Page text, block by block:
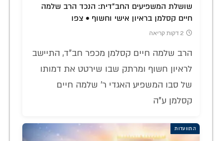
שושלת המשפיעים החב"דית: הנכד הרב שלמה
חיים קסלמן בראיון אישי וחשוף • צפו
2 דקות קריאה
הרב שלמה חיים קסלמן מכפר חב"ד, התיישב
לראיון חשוף ומרתק שבו שירטט את דמותו
של סבו המשפיע האגדי ר' שלמה חיים
קסלמן ע"ה
התוועדות